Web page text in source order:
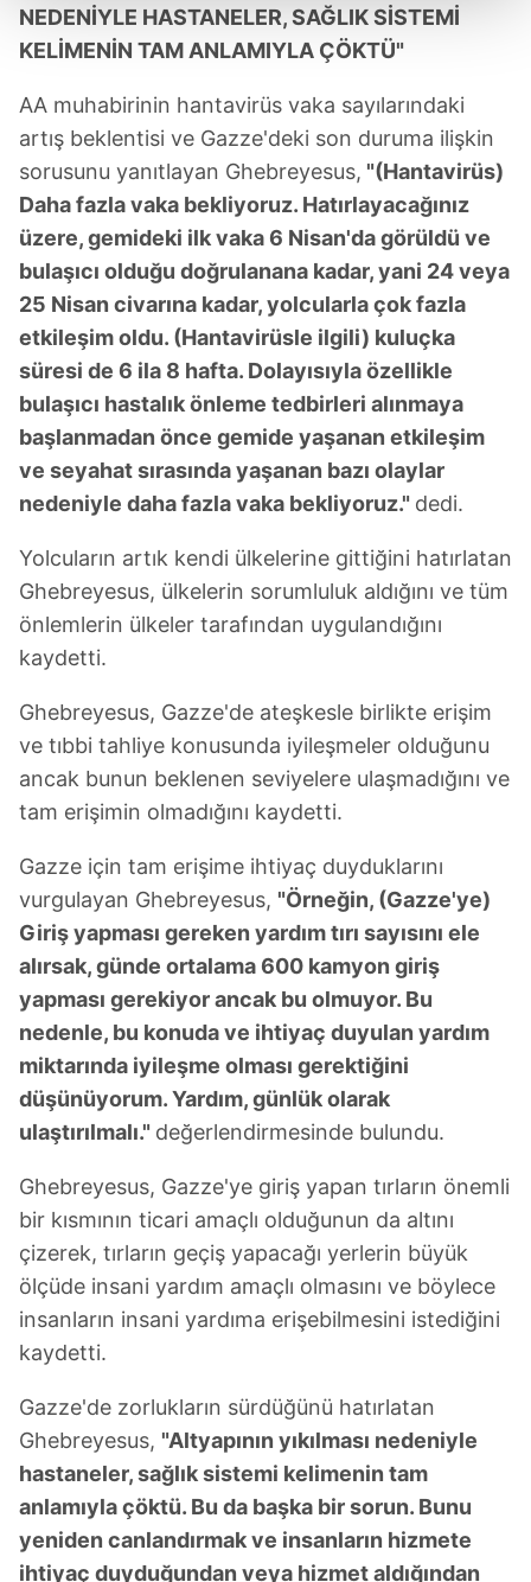
Her halükârda, kullanıcılar, bu çerezlere izin vermedikleri
gösterilmeyecektir."
Sizlere daha iyi bir hizmet sunabilmek için İnternet
Sitemizde kendimize ve üçüncü kişilere ait çerezler
kullanılmaktadır. Bu çerezler vasıtasıyla çeşitli kişisel
verileriniz işlenmekte olup gerekli olan çerezler bilgi
toplumu hizmetlerinin sunulması amacıyla
kullanılmaktadır. Diğer çerezler, sitemizin daha işlevsel
kılınması ve kişiselleştirilmesi ve sizlere yönelik
reklam/pazarlama faaliyetlerinin yapılması, amaçlarıyla
sınırlı olarak açık rızanız dahilinde kullanılacaktır.
Çerezlere ilişkin tercihlerinizi aşağıda yer alan panel
vasıtasıyla belirleyebilirsiniz. Çerezlere ilişkin detaylı bilgi
için Ayarlar butonuna tıklayabilir,Çerez Bilgilendirme
6698 sayılı Kişisel Verilerin Korunması Kanunu uyarınca
hazırlanmış Aydınlatma Metnimizi okumak ve sitemizde
ilgili mevzuata uygun olarak kullanılan çerezlerle ilgili bilgi
almak için lütfen
NEDENİYLE HASTANELER, SAĞLIK SİSTEMİ
KELİMENİN TAM ANLAMIYLA ÇÖKTÜ"
AA muhabirinin hantavirüs vaka sayılarındaki
artış beklentisi ve Gazze'deki son duruma ilişkin
sorusunu yanıtlayan Ghebreyesus, "(Hantavirüs)
Daha fazla vaka bekliyoruz. Hatırlayacağınız
üzere, gemideki ilk vaka 6 Nisan'da görüldü ve
bulaşıcı olduğu doğrulanana kadar, yani 24 veya
25 Nisan civarına kadar, yolcularla çok fazla
etkileşim oldu. (Hantavirüsle ilgili) kuluçka
süresi de 6 ila 8 hafta. Dolayısıyla özellikle
bulaşıcı hastalık önleme tedbirleri alınmaya
başlanmadan önce gemide yaşanan etkileşim
ve seyahat sırasında yaşanan bazı olaylar
nedeniyle daha fazla vaka bekliyoruz." dedi.
Yolcuların artık kendi ülkelerine gittiğini hatırlatan
Ghebreyesus, ülkelerin sorumluluk aldığını ve tüm
önlemlerin ülkeler tarafından uygulandığını
kaydetti.
Ghebreyesus, Gazze'de ateşkesle birlikte erişim
ve tıbbi tahliye konusunda iyileşmeler olduğunu
ancak bunun beklenen seviyelere ulaşmadığını ve
tam erişimin olmadığını kaydetti.
Gazze için tam erişime ihtiyaç duyduklarını
vurgulayan Ghebreyesus, "Örneğin, (Gazze'ye)
Giriş yapması gereken yardım tırı sayısını ele
alırsak, günde ortalama 600 kamyon giriş
yapması gerekiyor ancak bu olmuyor. Bu
nedenle, bu konuda ve ihtiyaç duyulan yardım
miktarında iyileşme olması gerektiğini
düşünüyorum. Yardım, günlük olarak
ulaştırılmalı." değerlendirmesinde bulundu.
Ghebreyesus, Gazze'ye giriş yapan tırların önemli
bir kısmının ticari amaçlı olduğunun da altını
çizerek, tırların geçiş yapacağı yerlerin büyük
ölçüde insani yardım amaçlı olmasını ve böylece
insanların insani yardıma erişebilmesini istediğini
kaydetti.
Gazze'de zorlukların sürdüğünü hatırlatan
Ghebreyesus, "Altyapının yıkılması nedeniyle
hastaneler, sağlık sistemi kelimenin tam
anlamıyla çöktü. Bu da başka bir sorun. Bunu
yeniden canlandırmak ve insanların hizmete
ihtiyaç duyduğundan veya hizmet aldığından